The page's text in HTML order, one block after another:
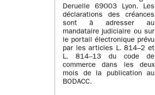
Deruelle 69003 Lyon. Les
déclarations des créances
sont à adresser au
mandataire judiciaire ou sur
le portail électronique prévu
par les articles L. 814–2 et
L. 814–13 du code de
commerce dans les deux
mois de la publication au
BODACC.